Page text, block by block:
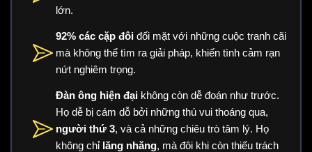
lớn.
92% các cặp đôiđối mặt với những cuộc tranh cãi
mà không thể tìm ra giải pháp, khiến tình cảm rạn
nứt nghiêm trọng.
Đàn ông hiện đại không còn dễ đoán như trước.
Họ dễ bị cám dỗ bởi những thú vui thoáng qua,
người thứ 3, và cả những chiêu trò tâm lý. Họ
không chỉ lăng nhăng, mà đôi khi còn thiếu trách